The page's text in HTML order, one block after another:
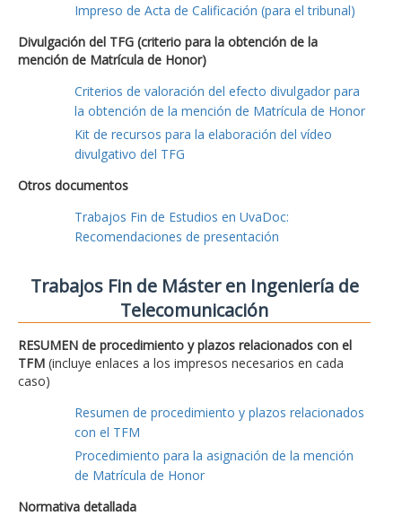
Impreso de Acta de Calificación (para el tribunal)
Divulgación del TFG (criterio para la obtención de la
mención de Matrícula de Honor)
Criterios de valoración del efecto divulgador para
la obtención de la mención de Matrícula de Honor
Kit de recursos para la elaboración del vídeo
divulgativo del TFG
Otros documentos
Trabajos Fin de Estudios en UvaDoc:
Recomendaciones de presentación
Trabajos Fin de Máster en Ingeniería de
Telecomunicación
RESUMEN de procedimiento y plazos relacionados con el
TFM (incluye enlaces a los impresos necesarios en cada
caso)
Resumen de procedimiento y plazos relacionados
con el TFM
Procedimiento para la asignación de la mención
de Matrícula de Honor
Normativa detallada